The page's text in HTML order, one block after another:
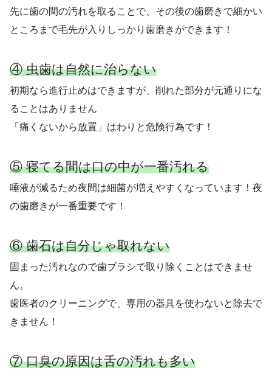
先に歯の間の汚れを取ることで、その後の歯磨きで細かい
ところまで毛先が入りしっかり歯磨きができます！
④ 虫歯は自然に治らない
初期なら進行止めはできますが、削れた部分が元通りにな
ることはありません
「痛くないから放置」はわりと危険行為です！
⑤ 寝てる間は口の中が一番汚れる
唾液が減るため夜間は細菌が増えやすくなっています！夜
の歯磨きが一番重要です！
⑥ 歯石は自分じゃ取れない
固まった汚れなので歯ブラシで取り除くことはできませ
ん。
歯医者のクリーニングで、専用の器具を使わないと除去で
きません！
⑦ 口臭の原因は舌の汚れも多い